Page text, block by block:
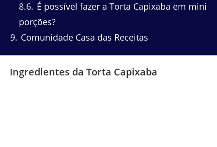
8.6 É possível fazer a Torta Capixaba em mini
porções?
9 Comunidade Casa das Receitas
Ingredientes da Torta Capixaba